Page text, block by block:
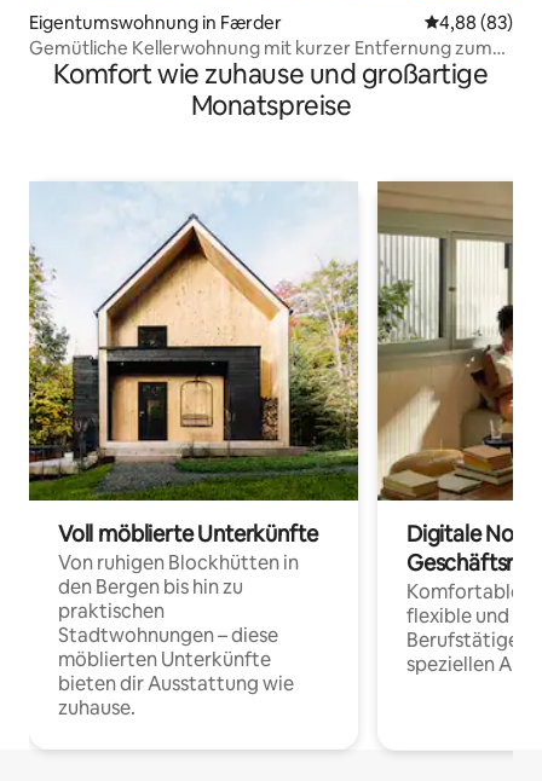
Eigentumswohnung in Færder
4,88 (83)
Gemütliche Kellerwohnung mit kurzer Entfernung zum
Meer.
Komfort wie zuhause und großartige
Monatspreise
Voll möblierte Unterkünfte
Von ruhigen Blockhütten in
den Bergen bis hin zu
praktischen
Stadtwohnungen – diese
möblierten Unterkünfte
bieten dir Ausstattung wie
zuhause.
Digitale
Komfortable
flexible und
Berufstätige
speziellen